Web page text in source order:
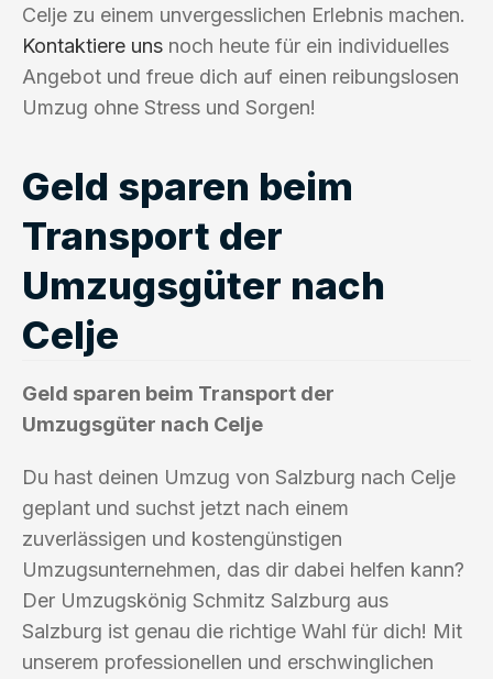
Celje zu einem unvergesslichen Erlebnis machen.
Kontaktiere uns noch heute für ein individuelles
Angebot und freue dich auf einen reibungslosen
Umzug ohne Stress und Sorgen!
Geld sparen beim
Transport der
Umzugsgüter nach
Celje
Geld sparen beim Transport der
Umzugsgüter nach Celje
Du hast deinen Umzug von Salzburg nach Celje
geplant und suchst jetzt nach einem
zuverlässigen und kostengünstigen
Umzugsunternehmen, das dir dabei helfen kann?
Der Umzugskönig Schmitz Salzburg aus
Salzburg ist genau die richtige Wahl für dich! Mit
unserem professionellen und erschwinglichen